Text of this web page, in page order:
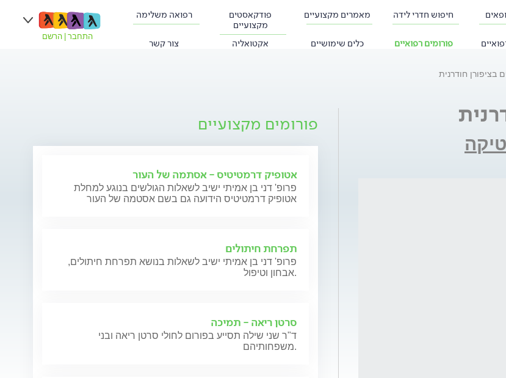
חיפוש חדרי לידה מאמרים מקצועיים
פודקאסטים
מקצועיים
רפואה משלימה
פורומים רפואיים כלים שימושיים אקטואליה צור קשר
התחבר הרשם
בציפורן חודרנית
פורומים מקצועיים
אטופיק דרמטיטיס - אסתמה של העור
פרופ' דני בן אמיתי ישיב לשאלות הגולשים בנוגע למחלת
אטופיק דרמטיטיס הידועה גם בשם אסטמה של העור
תפרחת חיתולים
פרופ' דני בן אמיתי ישיב לשאלות בנושא תפרחת חיתולים,
אבחון וטיפול.
סרטן ריאה - תמיכה
ד"ר שני שילה תסייע בפורום לחולי סרטן ריאה ובני
משפחותיהם.